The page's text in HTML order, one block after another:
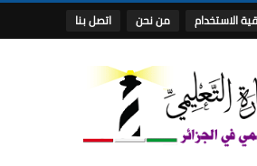
الاستخدام من نحن اتصل بنا